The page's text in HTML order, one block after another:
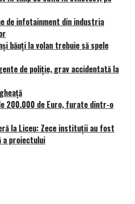
de infotainment din industria
băuți la volan trebuie să spele
de poliție, grav accidentată la
200.000 de Euro, furate dintr-o
la Liceu: Zece instituții au fost
a proiectului